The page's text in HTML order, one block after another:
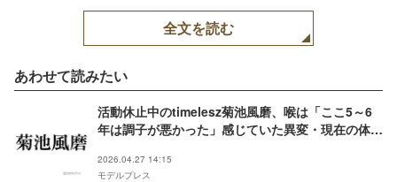
全文を読む
あわせて読みたい
活動休止中のtimelesz菊池風磨、喉は「ここ5～6
年は調子が悪かった」感じていた異変・現在の体調
2026.04.27 14:15
モデルプレス